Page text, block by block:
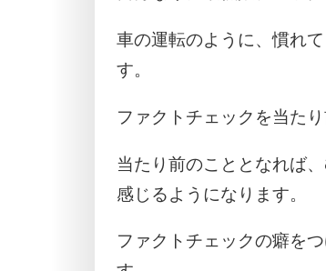
車の運転のように、慣れ
す。
ファクトチェックを当た
当たり前のこととなれば
感じるようになります。
ファクトチェックの癖を